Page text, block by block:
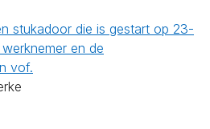
stukadoor die is gestart op 23-
en de
vof.